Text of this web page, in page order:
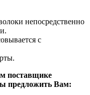
непосредственно
с
поставщике
предложить Вам: